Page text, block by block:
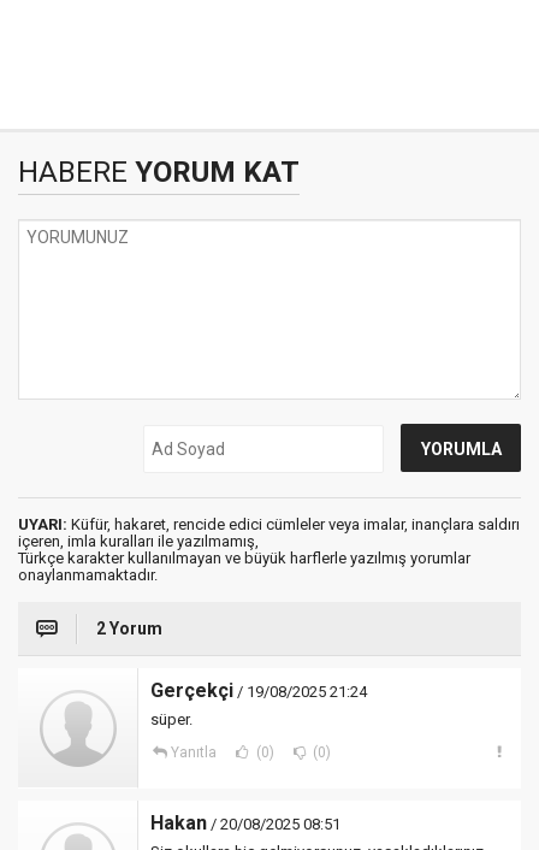
HABERE YORUM KAT
UYARI: Küfür, hakaret, rencide edici cümleler veya imalar, inançlara saldırı
içeren, imla kuralları ile yazılmamış,
Türkçe karakter kullanılmayan ve büyük harflerle yazılmış yorumlar
onaylanmamaktadır.
2 Yorum
Gerçekçi / 19/08/2025 21:24
süper.
Yanıtla (0) (0)
Hakan / 20/08/2025 08:51